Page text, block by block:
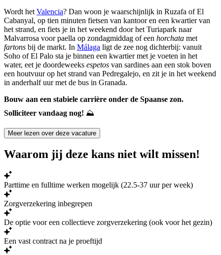
Wordt het Valencia? Dan woon je waarschijnlijk in Ruzafa of El
Cabanyal, op tien minuten fietsen van kantoor en een kwartier van
het strand, en fiets je in het weekend door het Turiapark naar
Malvarrosa voor paella op zondagmiddag of een horchata met
fartons bij de markt. In Málaga ligt de zee nog dichterbij: vanuit
Soho of El Palo sta je binnen een kwartier met je voeten in het
water, eet je doordeweeks espetos van sardines aan een stok boven
een houtvuur op het strand van Pedregalejo, en zit je in het weekend
in anderhalf uur met de bus in Granada.
Bouw aan een stabiele carrière onder de Spaanse zon.
Solliciteer vandaag nog! ⛰️
Meer lezen over deze vacature
Waarom jij deze kans niet wilt missen!
Parttime en fulltime werken mogelijk (22.5-37 uur per week)
Zorgverzekering inbegrepen
De optie voor een collectieve zorgverzekering (ook voor het gezin)
Een vast contract na je proeftijd